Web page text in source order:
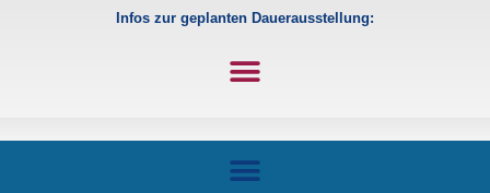
Infos zur geplanten Dauerausstellung: